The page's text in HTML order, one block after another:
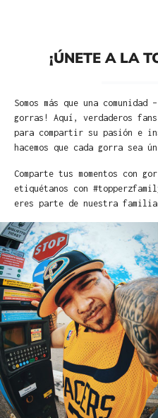
¡ÚNETE A LA
Somos más que una
gorras! Aquí, verdaderos
para compartir su pasión e
hacemos que cada gorra sea
Comparte tus momentos con
etiquétanos con
eres parte de nuestra